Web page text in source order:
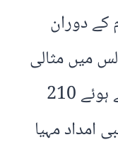
کے دوران
میں مثالی
ایمرجنسی سروسز فراہم کرتے ہوئے 210
امداد مہیا